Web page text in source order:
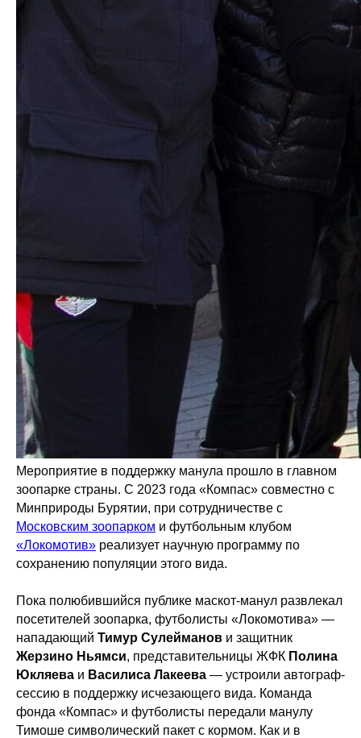
Мероприятие в поддержку манула прошло в главном
зоопарке страны. С 2023 года «Компас» совместно с
Минприроды Бурятии, при сотрудничестве с
Московским зоопарком и футбольным клубом
«Локомотив» реализует научную программу по
сохранению популяции этого вида.
Пока полюбившийся публике маскот-манул развлекал
посетителей зоопарка, футболисты «Локомотива» —
нападающий Тимур Сулейманов и защитник
Жерзино Ньямси, представительницы ЖФК Полина
Юкляева и Василиса Лакеева — устроили автограф-
сессию в поддержку исчезающего вида. Команда
фонда «Компас» и футболисты передали манулу
Тимоше символический пакет с кормом. Как и в